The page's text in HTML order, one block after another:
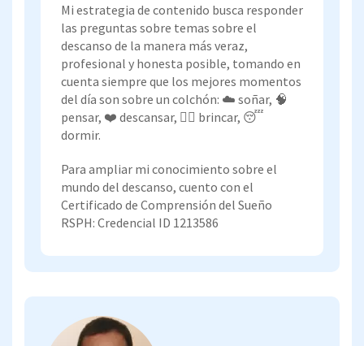
Mi estrategia de contenido busca responder
las preguntas sobre temas sobre el
descanso de la manera más veraz,
profesional y honesta posible, tomando en
cuenta siempre que los mejores momentos
del día son sobre un colchón: ☁️ soñar, 🧠
pensar, ❤️ descansar, 🏃‍♀️ brincar, 😴
dormir.
Para ampliar mi conocimiento sobre el
mundo del descanso, cuento con el
Certificado de Comprensión del Sueño
RSPH: Credencial ID 1213586